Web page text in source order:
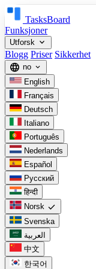
TasksBoard
Funksjoner
Utforsk expand_more
Blogg Priser Sikkerhet
language no expand_more
English
Français
Deutsch
Italiano
Português
Nederlands
Español
Русский
हिन्दी
Norsk check
Svenska
العربية
中文
한국어